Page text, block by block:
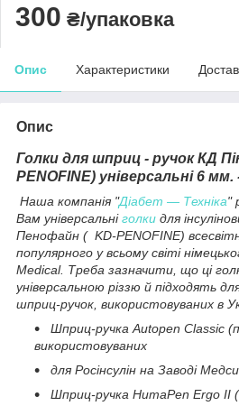
300 ₴/упаковка
Опис Характеристики
Опис
Голки для шприц - ручок КД
PENOFINE) універсальні 6
Наша компанія "Діабет — Техніка"
Вам універсальніголки для
Пенофайн ( KD-PENOFINE)
популярного у всьому світі
Medical. Треба зазначити, що ці
універсальною різзю й підходять
шприц-ручок, використовуваних в
Шприц-ручка Autopen Classic
використовуваних
для Росінсулін на Заводі
Шприц-ручка HumaPen Ergo II